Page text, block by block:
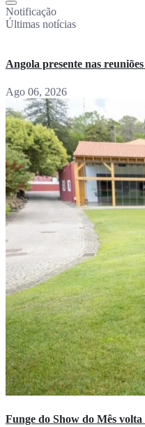
Notificação
Últimas notícias
Angola presente nas
Ago 06, 2026
Funge do Show do Mês volta